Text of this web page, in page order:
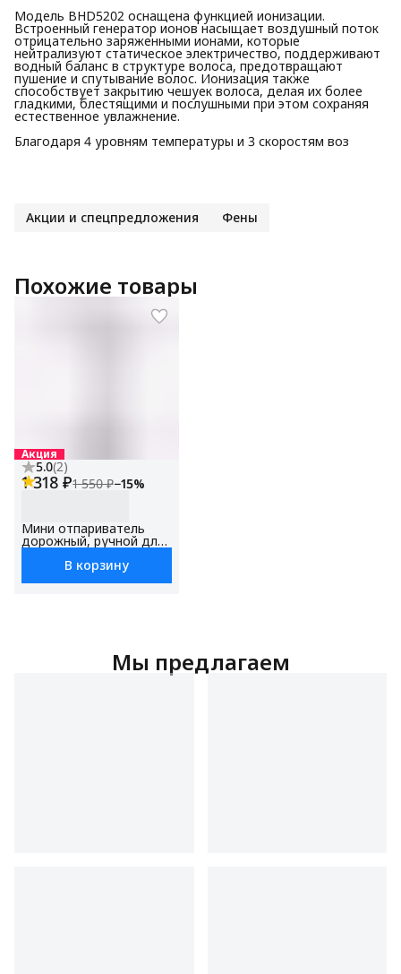
Модель BHD5202 оснащена функцией ионизации.
Встроенный генератор ионов насыщает воздушный поток
отрицательно заряженными ионами, которые
нейтрализуют статическое электричество, поддерживают
водный баланс в структуре волоса, предотвращают
пушение и спутывание волос. Ионизация также
способствует закрытию чешуек волоса, делая их более
гладкими, блестящими и послушными при этом сохраняя
естественное увлажнение.
Благодаря 4 уровням температуры и 3 скоростям воз
Акции и спецпредложения Фены
Похожие товары
Акция
5.0(2)
1 318 ₽1 550 ₽−15%
Мини отпариватель
дорожный, ручной для
мощность1500 Вт,
В корзину
Мы предлагаем